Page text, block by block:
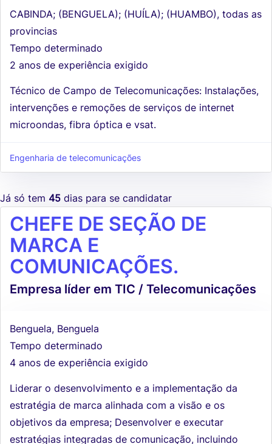
CABINDA; (BENGUELA); (HUÍLA); (HUAMBO), todas as
provincias
Tempo determinado
2 anos de experiência exigido
Técnico de Campo de Telecomunicações: Instalações,
intervenções e remoções de serviços de internet
microondas, fibra óptica e vsat.
Engenharia de telecomunicações
Já só tem 45 dias para se candidatar
CHEFE DE SEÇÃO DE
MARCA E
COMUNICAÇÕES.
Empresa líder em TIC / Telecomunicações
Benguela, Benguela
Tempo determinado
4 anos de experiência exigido
Liderar o desenvolvimento e a implementação da
estratégia de marca alinhada com a visão e os
objetivos da empresa; Desenvolver e executar
estratégias integradas de comunicação, incluindo